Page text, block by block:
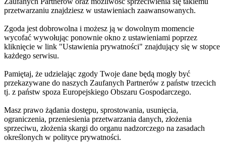
przetwarzaniu znajdziesz w ustawieniach zaawansowanych.
Zgoda jest dobrowolna i możesz ją w dowolnym momencie
wycofać wywołując ponownie okno z ustawieniami poprzez
kliknięcie w link "Ustawienia prywatności" znajdujący się w stopce
każdego serwisu.
Pamiętaj, że udzielając zgody Twoje dane będą mogły być
przekazywane do naszych Zaufanych Partnerów z państw trzecich
tj. z państw spoza Europejskiego Obszaru Gospodarczego.
Masz prawo żądania dostępu, sprostowania, usunięcia,
ograniczenia, przeniesienia przetwarzania danych, złożenia
sprzeciwu, złożenia skargi do organu nadzorczego na zasadach
określonych w polityce prywatności.